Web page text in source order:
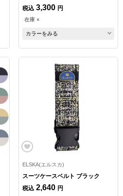
税込 3,300 円
在庫 ×
カラーをみる
ELSKA(エルスカ)
スーツケースベルト ブラック
税込 2,640 円